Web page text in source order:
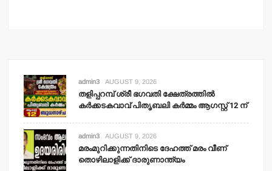
admin3 AUGUST 9, 2026
തളിപ്പറമ്പ് ശ്രീ ഭഗവതി ക്ഷേത്രത്തില്‍
കര്‍ക്കടകവാവ് പിതൃബലി കര്‍മ്മം ആഗസ്റ്റ് 12 ന്
admin3 AUGUST 9, 2026
മരംമുറിക്കുന്നതിനിടെ ദേഹത്ത് മരം വീണ്
തൊഴിലാളിക്ക് ദാരുണാന്ത്യം